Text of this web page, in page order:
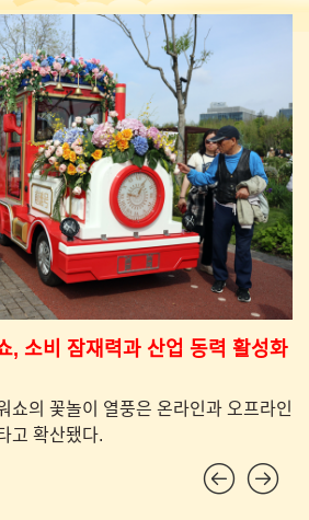
, 소비 잠재력과 산업 동력 활성화
쇼의 꽃놀이 열풍은 온라인과 오프라인
고 확산됐다.